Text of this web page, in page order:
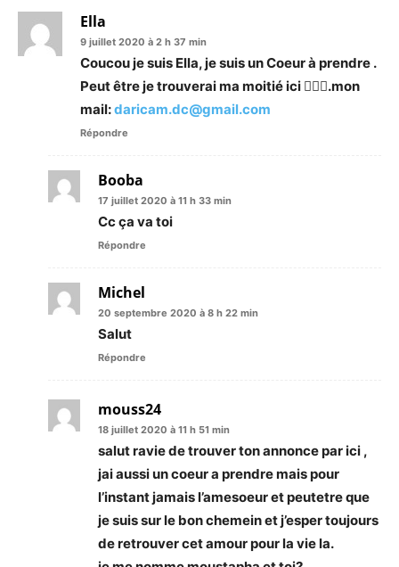
Ella
9 juillet 2020 à 2 h 37 min
Coucou je suis Ella, je suis un Coeur à prendre .
Peut être je trouverai ma moitié ici 🤷🏼‍♀️.mon
mail:daricam.dc@gmail.com
Répondre
Booba
17 juillet 2020 à 11 h 33 min
Cc ça va toi
Répondre
Michel
20 septembre 2020 à 8 h 22 min
Salut
Répondre
mouss24
18 juillet 2020 à 11 h 51 min
salut ravie de trouver ton annonce par ici ,
jai aussi un coeur a prendre mais pour
l’instant jamais l’amesoeur et peutetre que
je suis sur le bon chemein et j’esper toujours
de retrouver cet amour pour la vie la.